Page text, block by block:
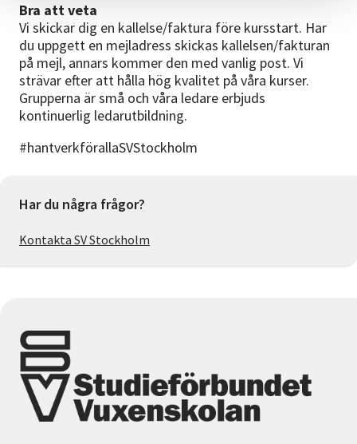
Bra att veta
Vi skickar dig en kallelse/faktura före kursstart. Har
du uppgett en mejladress skickas kallelsen/fakturan
på mejl, annars kommer den med vanlig post. Vi
strävar efter att hålla hög kvalitet på våra kurser.
Grupperna är små och våra ledare erbjuds
kontinuerlig ledarutbildning.
#hantverkförallaSVStockholm
Har du några frågor?
Kontakta SV Stockholm